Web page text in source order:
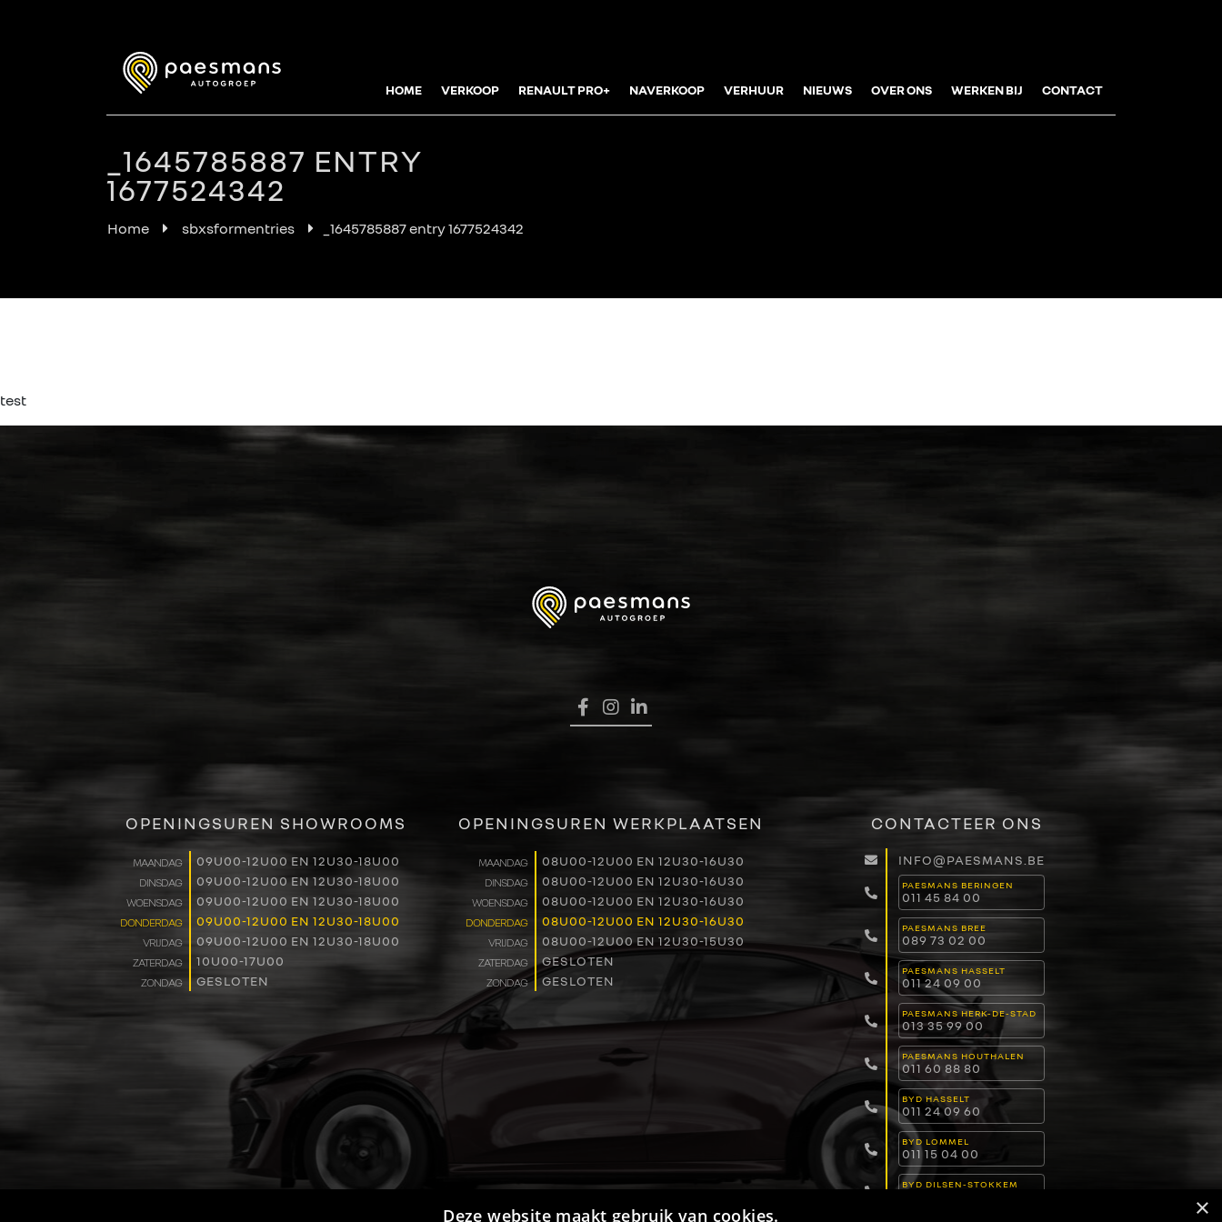
HOME VERKOOP RENAULT PRO+ NAVERKOOP VERHUUR NIEUWS OVER ONS WERKEN BIJ CONTACT
RENAULT PRO+
VERHUUR
CONTACT
_1645785887 ENTRY
1677524342
Home sbxsformentries _1645785887 entry 1677524342
test
OPENINGSUREN SHOWROOMS
MAANDAG 09U00-12U00 EN 12U30-18U00
DINSDAG 09U00-12U00 EN 12U30-18U00
WOENSDAG 09U00-12U00 EN 12U30-18U00
DONDERDAG 09U00-12U00 EN 12U30-18U00
VRIJDAG 09U00-12U00 EN 12U30-18U00
ZATERDAG 10U00-17U00
ZONDAG GESLOTEN
OPENINGSUREN WERKPLAATSEN
MAANDAG 08U00-12U00 EN 12U30-16U30
DINSDAG 08U00-12U00 EN 12U30-16U30
WOENSDAG 08U00-12U00 EN 12U30-16U30
DONDERDAG 08U00-12U00 EN 12U30-16U30
VRIJDAG 08U00-12U00 EN 12U30-15U30
ZATERDAG GESLOTEN
ZONDAG GESLOTEN
CONTACTEER ONS
INFO@PAESMANS.BE
PAESMANS BERINGEN
011 45 84 00
PAESMANS BREE
089 73 02 00
PAESMANS HASSELT
011 24 09 00
PAESMANS HERK-DE-STAD
013 35 99 00
PAESMANS HOUTHALEN
011 60 88 80
BYD HASSELT
011 24 09 60
BYD LOMMEL
011 15 04 00
BYD DILSEN-STOKKEM
×
Deze website maakt gebruik van cookies.